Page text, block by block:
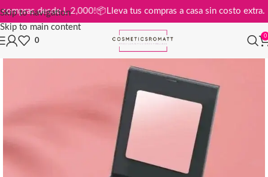
Skip to navigation
Skip to main content
compras desde L 2,000!📦Lleva tus compras a casa sin costo
0
0